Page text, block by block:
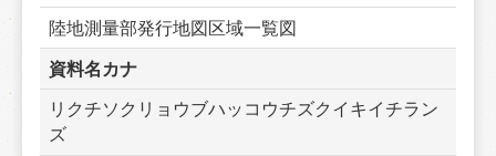
陸地測量部発行地図区域一覧図
資料名カナ
リクチソクリョウブハッコウチズクイキイチラン
ズ